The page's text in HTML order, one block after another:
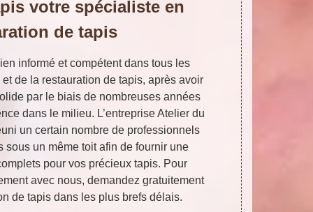
votre spécialiste en
de tapis
informé et compétent dans tous les
de la restauration de tapis, après avoir
par le biais de nombreuses années
dans le milieu. L’entreprise Atelier du
un certain nombre de professionnels
sous un même toit afin de fournir une
pour vos précieux tapis. Pour
avec nous, demandez gratuitement
de tapis dans les plus brefs délais.